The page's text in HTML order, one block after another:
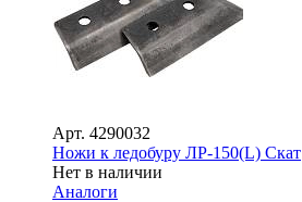
Арт. 4290032
Ножи к ледобуру ЛР-150(L) Скат
Нет в наличии
Аналоги